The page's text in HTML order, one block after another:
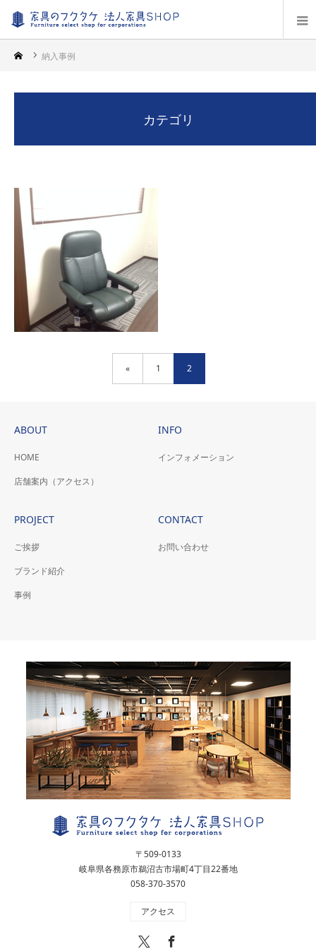
納入事例
カテゴリ
チェアの始めての納品
売されています、ストレスレ
の納品です。
« 1 2
ABOUT
HOME
店舗案内（アクセス）
INFO
インフォメーション
PROJECT
ご挨拶
ブランド紹介
事例
CONTACT
お問い合わせ
〒509-0133
岐阜県各務原市鵜沼古市場町4丁目22番地
058-370-3570
アクセス